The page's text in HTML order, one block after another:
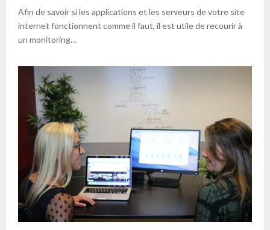
Afin de savoir si les applications et les serveurs de votre site
internet fonctionnent comme il faut, il est utile de recourir à
un monitoring…